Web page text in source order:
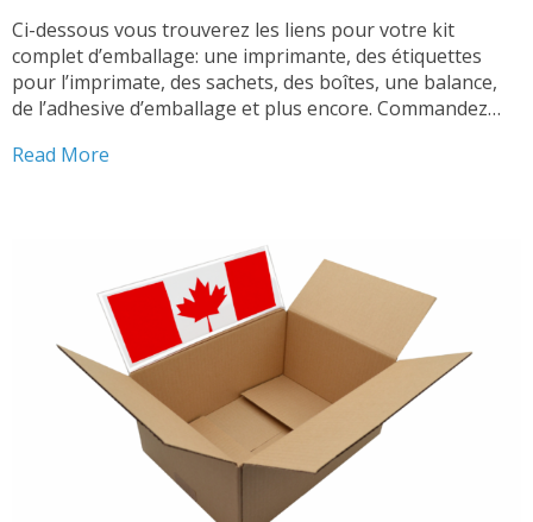
Ci-dessous vous trouverez les liens pour votre kit
complet d’emballage: une imprimante, des étiquettes
pour l’imprimate, des sachets, des boîtes, une balance,
de l’adhesive d’emballage et plus encore. Commandez
choisir notre kit complet d’emballage pour votre
Read More